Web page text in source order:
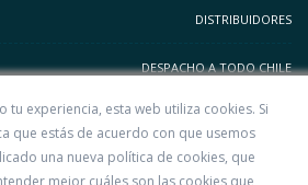
DISTRIBUIDORES
DESPACHO A TODO CHILE
TERMINOS Y CONDICIONES
CODIGO DE BUENAS PRACTICAS
tu experiencia, esta web utiliza cookies. Si
que estás de acuerdo con que usemos
una nueva política de cookies, que
mejor cuáles son las cookies que